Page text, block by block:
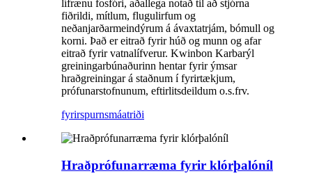
lífrænu fosfóri, aðallega notað til að stjórna
fiðrildi, mítlum, flugulirfum og
neðanjarðarmeindýrum á ávaxtatrjám, bómull og
korni. Það er eitrað fyrir húð og munn og afar
eitrað fyrir vatnalífverur. Kwinbon Karbarýl
greiningarbúnaðurinn hentar fyrir ýmsar
hraðgreiningar á staðnum í fyrirtækjum,
prófunarstofnunum, eftirlitsdeildum o.s.frv.
fyrirspurnsmáatriði
Hraðprófunarræma fyrir klórþalóníl